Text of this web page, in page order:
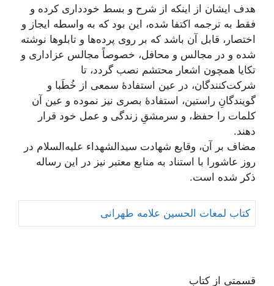
هدف ایشان از اینکه از شرح و بسط خودداری کرده و
فقط به ترجمه اکتفا شده، این بود كه به واسطه ايجاز و
اختصار، قابل آن باشد كه بر روى پرده‏‌ها و تابلوها نوشته
شده و در مجالس و محافل، خصوصاً مجالس عزاداری و
تکایا همچون اشعار محتشم نصب گردد، تا
شرکت‌کنندگان، در عین استفادۀ سمعی از خُطَبا و
گویندگانِ راستین، استفادۀ بصری نیز نموده و عین آن
کلمات را حفظ، و سرمشقِ زندگی و عمل خود قرار
دهند.
مضاف بر آن، وقایع شهادت سیدالشهداء علیه‌السلام در
روز عاشورا با استناد به منابع معتبر نیز در این رساله
ذکر شده است.
کتاب لمعات الحسین علامه طهرانی
قسمتی از کتاب